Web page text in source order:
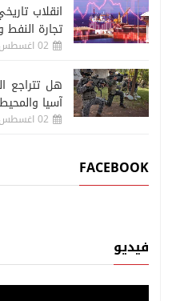
انقلاب
تجارة النفط
02 اغسطس, 2026
هل تتراجع
آسيا
02 اغسطس, 2026
FACEBOOK
فيديو